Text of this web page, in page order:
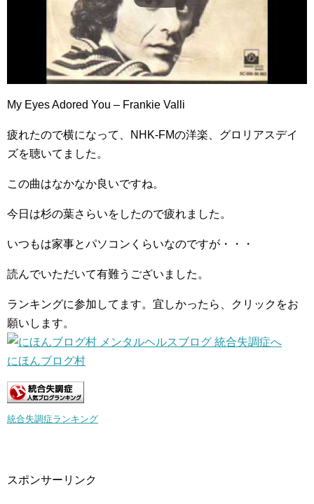
My Eyes Adored You – Frankie Valli
疲れたので横になって、NHK-FMの洋楽、グロリアスデイ
ズを聴いてました。
この曲はなかなか良いですね。
今日は杉の葉さらいをしたので疲れました。
いつもは家事とパソコンくらいなのですが・・・
読んでいただいて有難うございました。
ランキングに参加してます。宜しかったら、クリックをお
願いします。
にほんブログ村
統合失調症ランキング
スポンサーリンク